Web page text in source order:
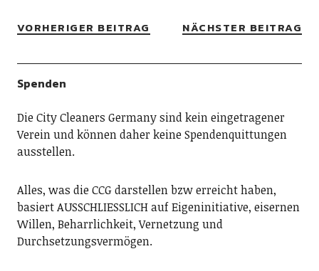
VORHERIGER BEITRAG NÄCHSTER BEITRAG
Spenden
Die City Cleaners Germany sind kein eingetragener
Verein und können daher keine Spendenquittungen
ausstellen.
Alles, was die CCG darstellen bzw erreicht haben,
basiert AUSSCHLIESSLICH auf Eigeninitiative, eisernen
Willen, Beharrlichkeit, Vernetzung und
Durchsetzungsvermögen.